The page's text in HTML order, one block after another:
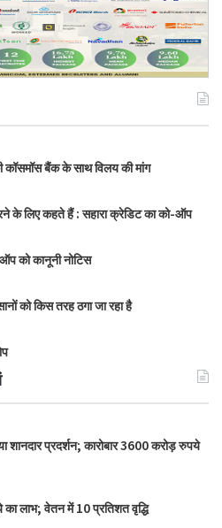
कॉसमॉस बैंक के साथ विलय की मांग
के लिए कहते हैं : सहारा क्रेडिट का को-ऑप
को कानूनी नोटिस
को किस तरह ठगा जा रहा है
शानदार प्रदर्शन; कारोबार 3600 करोड़ रुपये
लाभ; वेतन में 10 प्रतिशत वृद्धि